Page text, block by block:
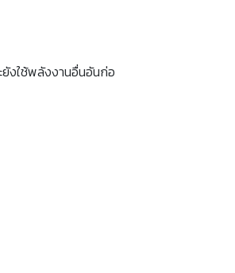
งใช้พลังงานอื่นอันก่อ